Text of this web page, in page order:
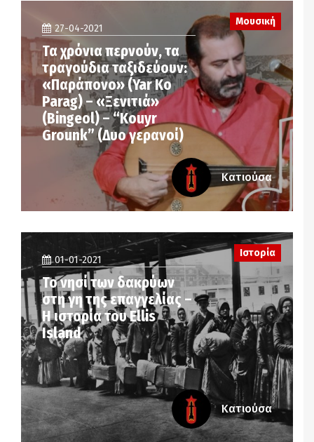
27-04-2021
Τα χρόνια περνούν, τα
τραγούδια ταξιδεύουν:
«Παράπονο» (Yar Ko
Parag) – «Ξενιτιά»
(Bingeol) – “Kouyr
Grounk” (Δυο γερανοί)
Μουσική
Κατιούσα
01-01-2021
Το νησί των δακρύων
στη γη της επαγγελίας –
Η ιστορία του Ellis
Island
Ιστορία
Κατιούσα